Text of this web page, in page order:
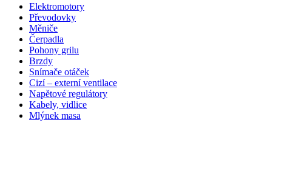
Elektromotory
Převodovky
Měniče
Čerpadla
Pohony grilu
Brzdy
Snímače otáček
Cizí – externí ventilace
Napětové regulátory
Kabely, vidlice
Mlýnek masa